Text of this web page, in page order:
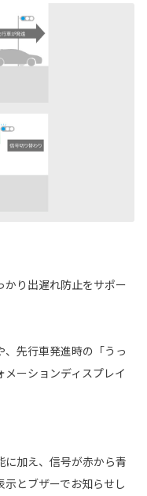
り出遅れ防止をサポー
先行車発進時の「うっ
ーションディスプレイ
加え、信号が赤から青
とブザーでお知らせし